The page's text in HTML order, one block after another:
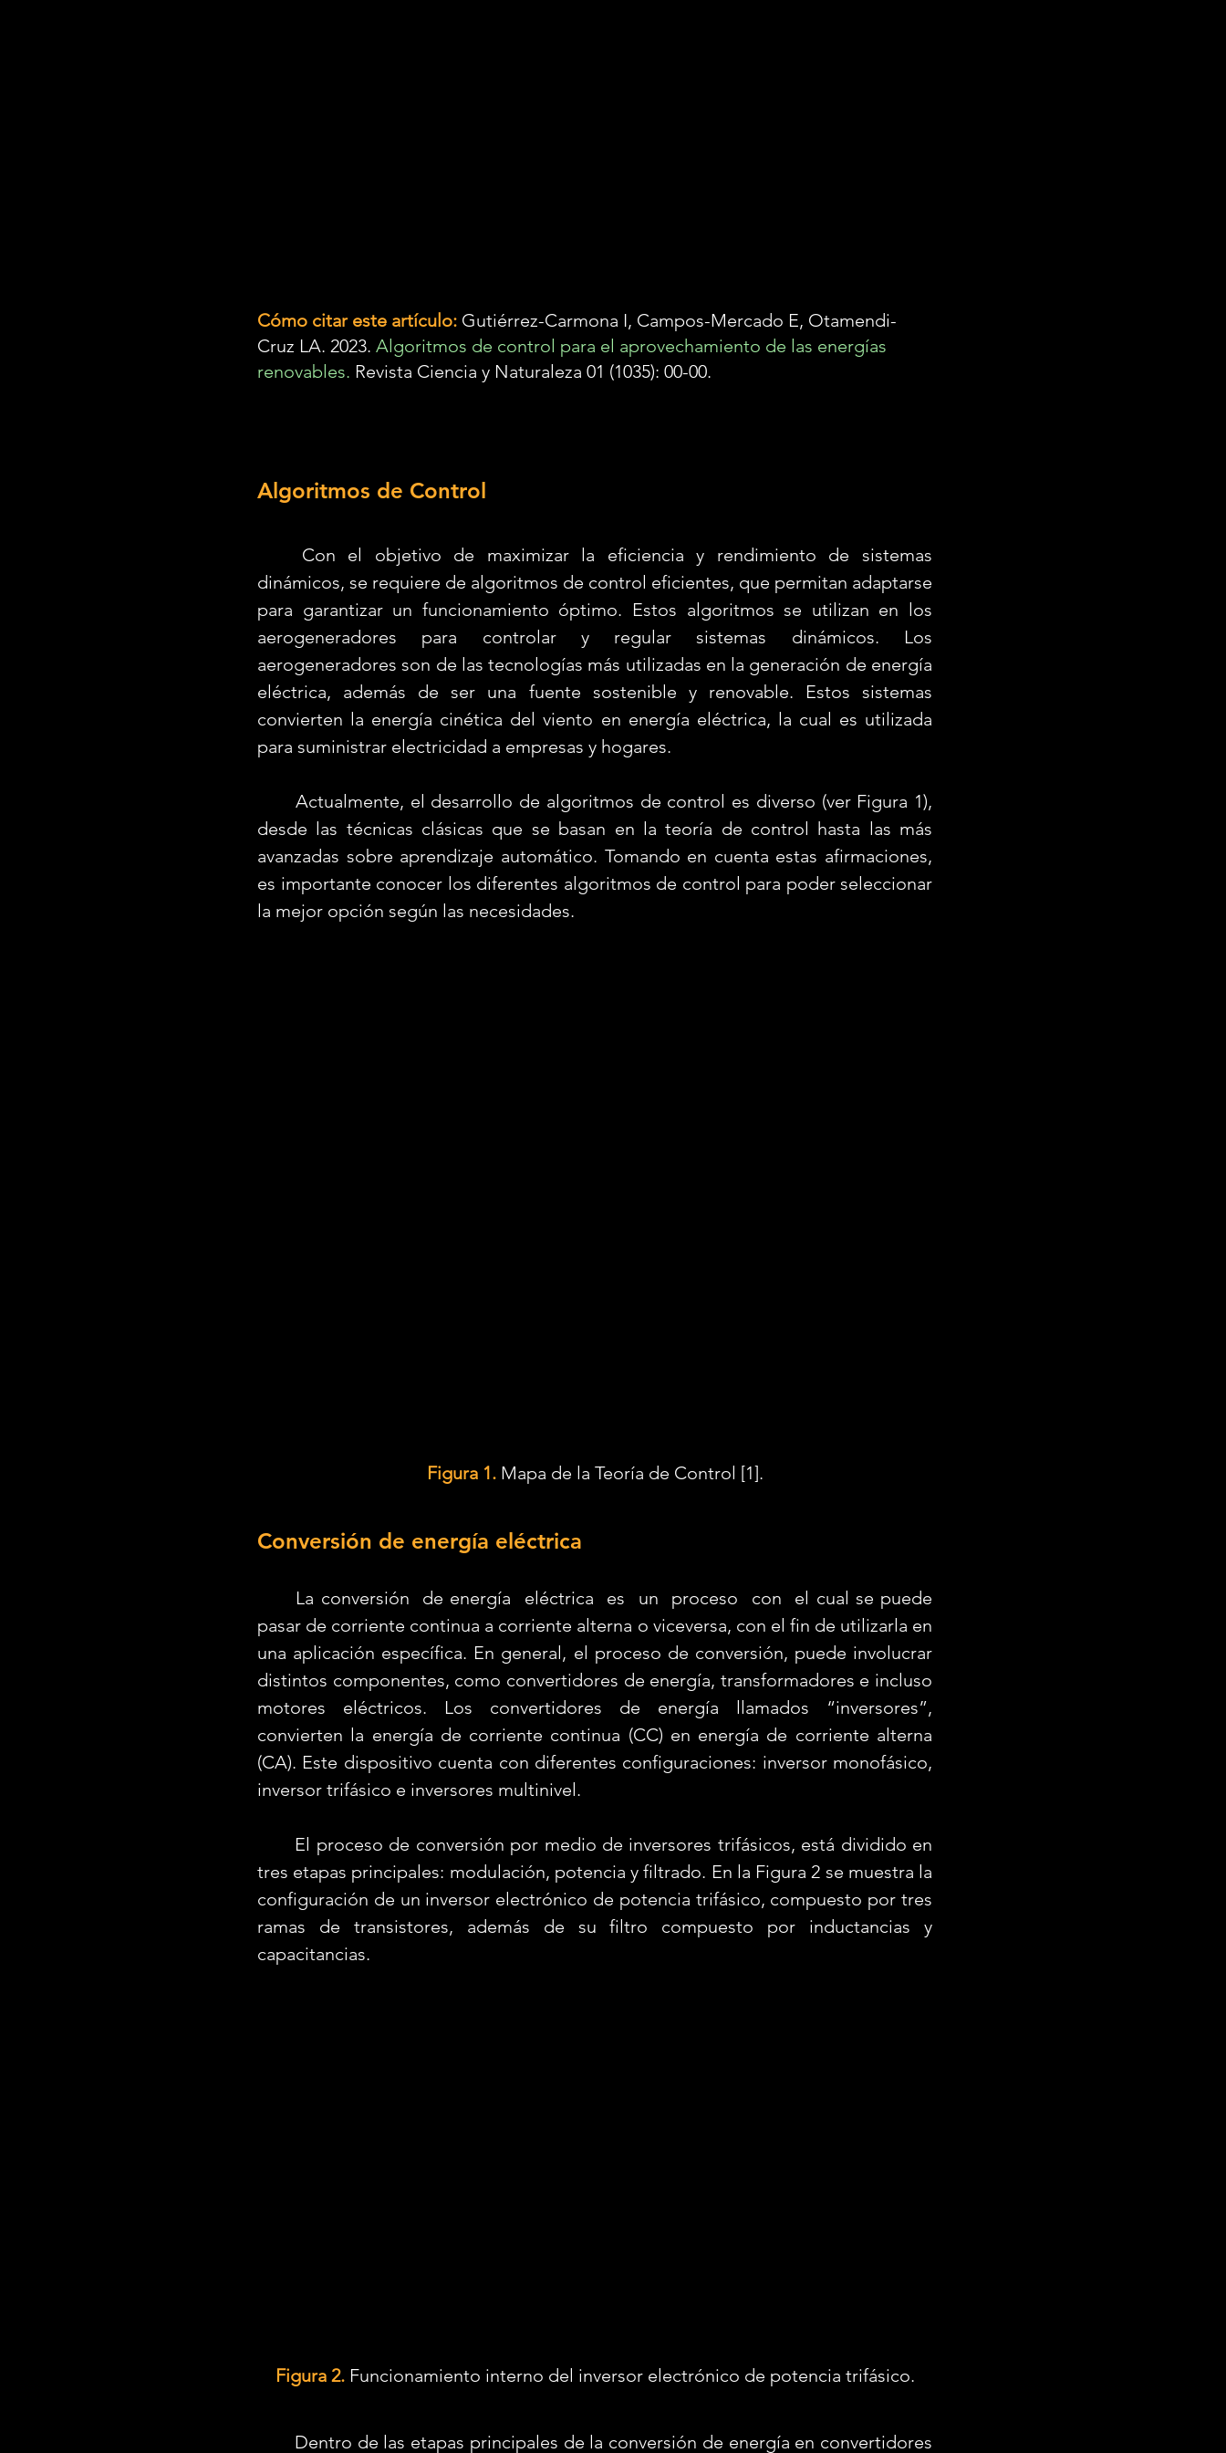
Cómo citar este artículo: Gutiérrez-Carmona I, Campos-Mercado E, Otamendi-
Cruz LA. 2023. Algoritmos de control para el aprovechamiento de las energías
renovables. Revista Ciencia y Naturaleza 01 (1035): 00-00.
Algoritmos de Control
dinámicos, se requiere de algoritmos de control eficientes, que permitan adaptarse
para garantizar un funcionamiento óptimo. Estos algoritmos se utilizan en los
aerogeneradores para controlar y regular sistemas dinámicos. Los
aerogeneradores son de las tecnologías más utilizadas en la generación de energía
eléctrica, además de ser una fuente sostenible y renovable. Estos sistemas
convierten la energía cinética del viento en energía eléctrica, la cual es utilizada
para suministrar electricidad a empresas y hogares.
desde las técnicas clásicas que se basan en la teoría de control hasta las más
avanzadas sobre aprendizaje automático. Tomando en cuenta estas afirmaciones,
es importante conocer los diferentes algoritmos de control para poder seleccionar
la mejor opción según las necesidades.
Figura 1. Mapa de la Teoría de Control [1].
Conversión de energía eléctrica
pasar de corriente continua a corriente alterna o viceversa, con el fin de utilizarla en
una aplicación específica. En general, el proceso de conversión, puede involucrar
distintos componentes, como convertidores de energía, transformadores e incluso
motores eléctricos. Los convertidores de energía llamados “inversores”,
convierten la energía de corriente continua (CC) en energía de corriente alterna
(CA). Este dispositivo cuenta con diferentes configuraciones: inversor monofásico,
inversor trifásico e inversores multinivel.
tres etapas principales: modulación, potencia y filtrado. En la Figura 2 se muestra la
configuración de un inversor electrónico de potencia trifásico, compuesto por tres
ramas de transistores, además de su filtro compuesto por inductancias y
capacitancias.
Figura 2. Funcionamiento interno del inversor electrónico de potencia trifásico.